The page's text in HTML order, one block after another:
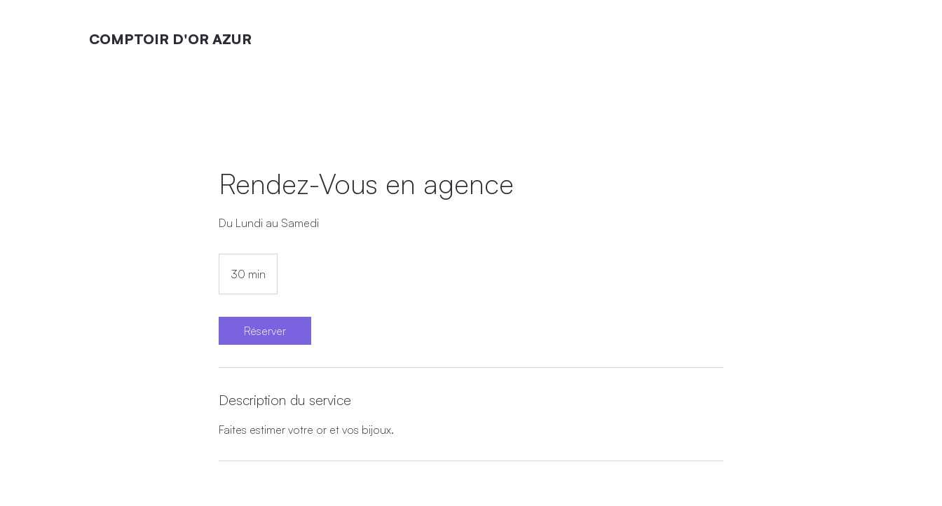
COMPTOIR D'OR AZUR
Rendez-Vous en agence
Du Lundi au Samedi
30 min
0
n
Réserver
Description du service
Faites estimer votre or et vos bijoux.